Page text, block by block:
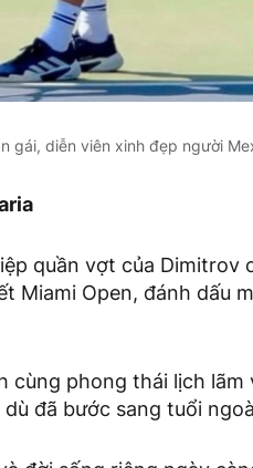
gái, diễn viên xinh đẹp người
quần vợt của Dimitrov
Miami Open, đánh dấu
cùng phong thái lịch lãm
đã bước sang tuổi